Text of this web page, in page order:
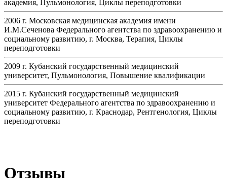
академия, Пульмонология, Циклы переподготовки
2006 г. Московская медицинская академия имени
И.М.Сеченова Федерального агентства по здравоохранению и
социальному развитию, г. Москва, Терапия, Циклы
переподготовки
2009 г. Кубанский государственный медицинский
университет, Пульмонология, Повышение квалификации
2015 г. Кубанский государственный медицинский
университет Федерального агентства по здравоохранению и
социальному развитию, г. Краснодар, Рентгенология, Циклы
переподготовки
Отзывы